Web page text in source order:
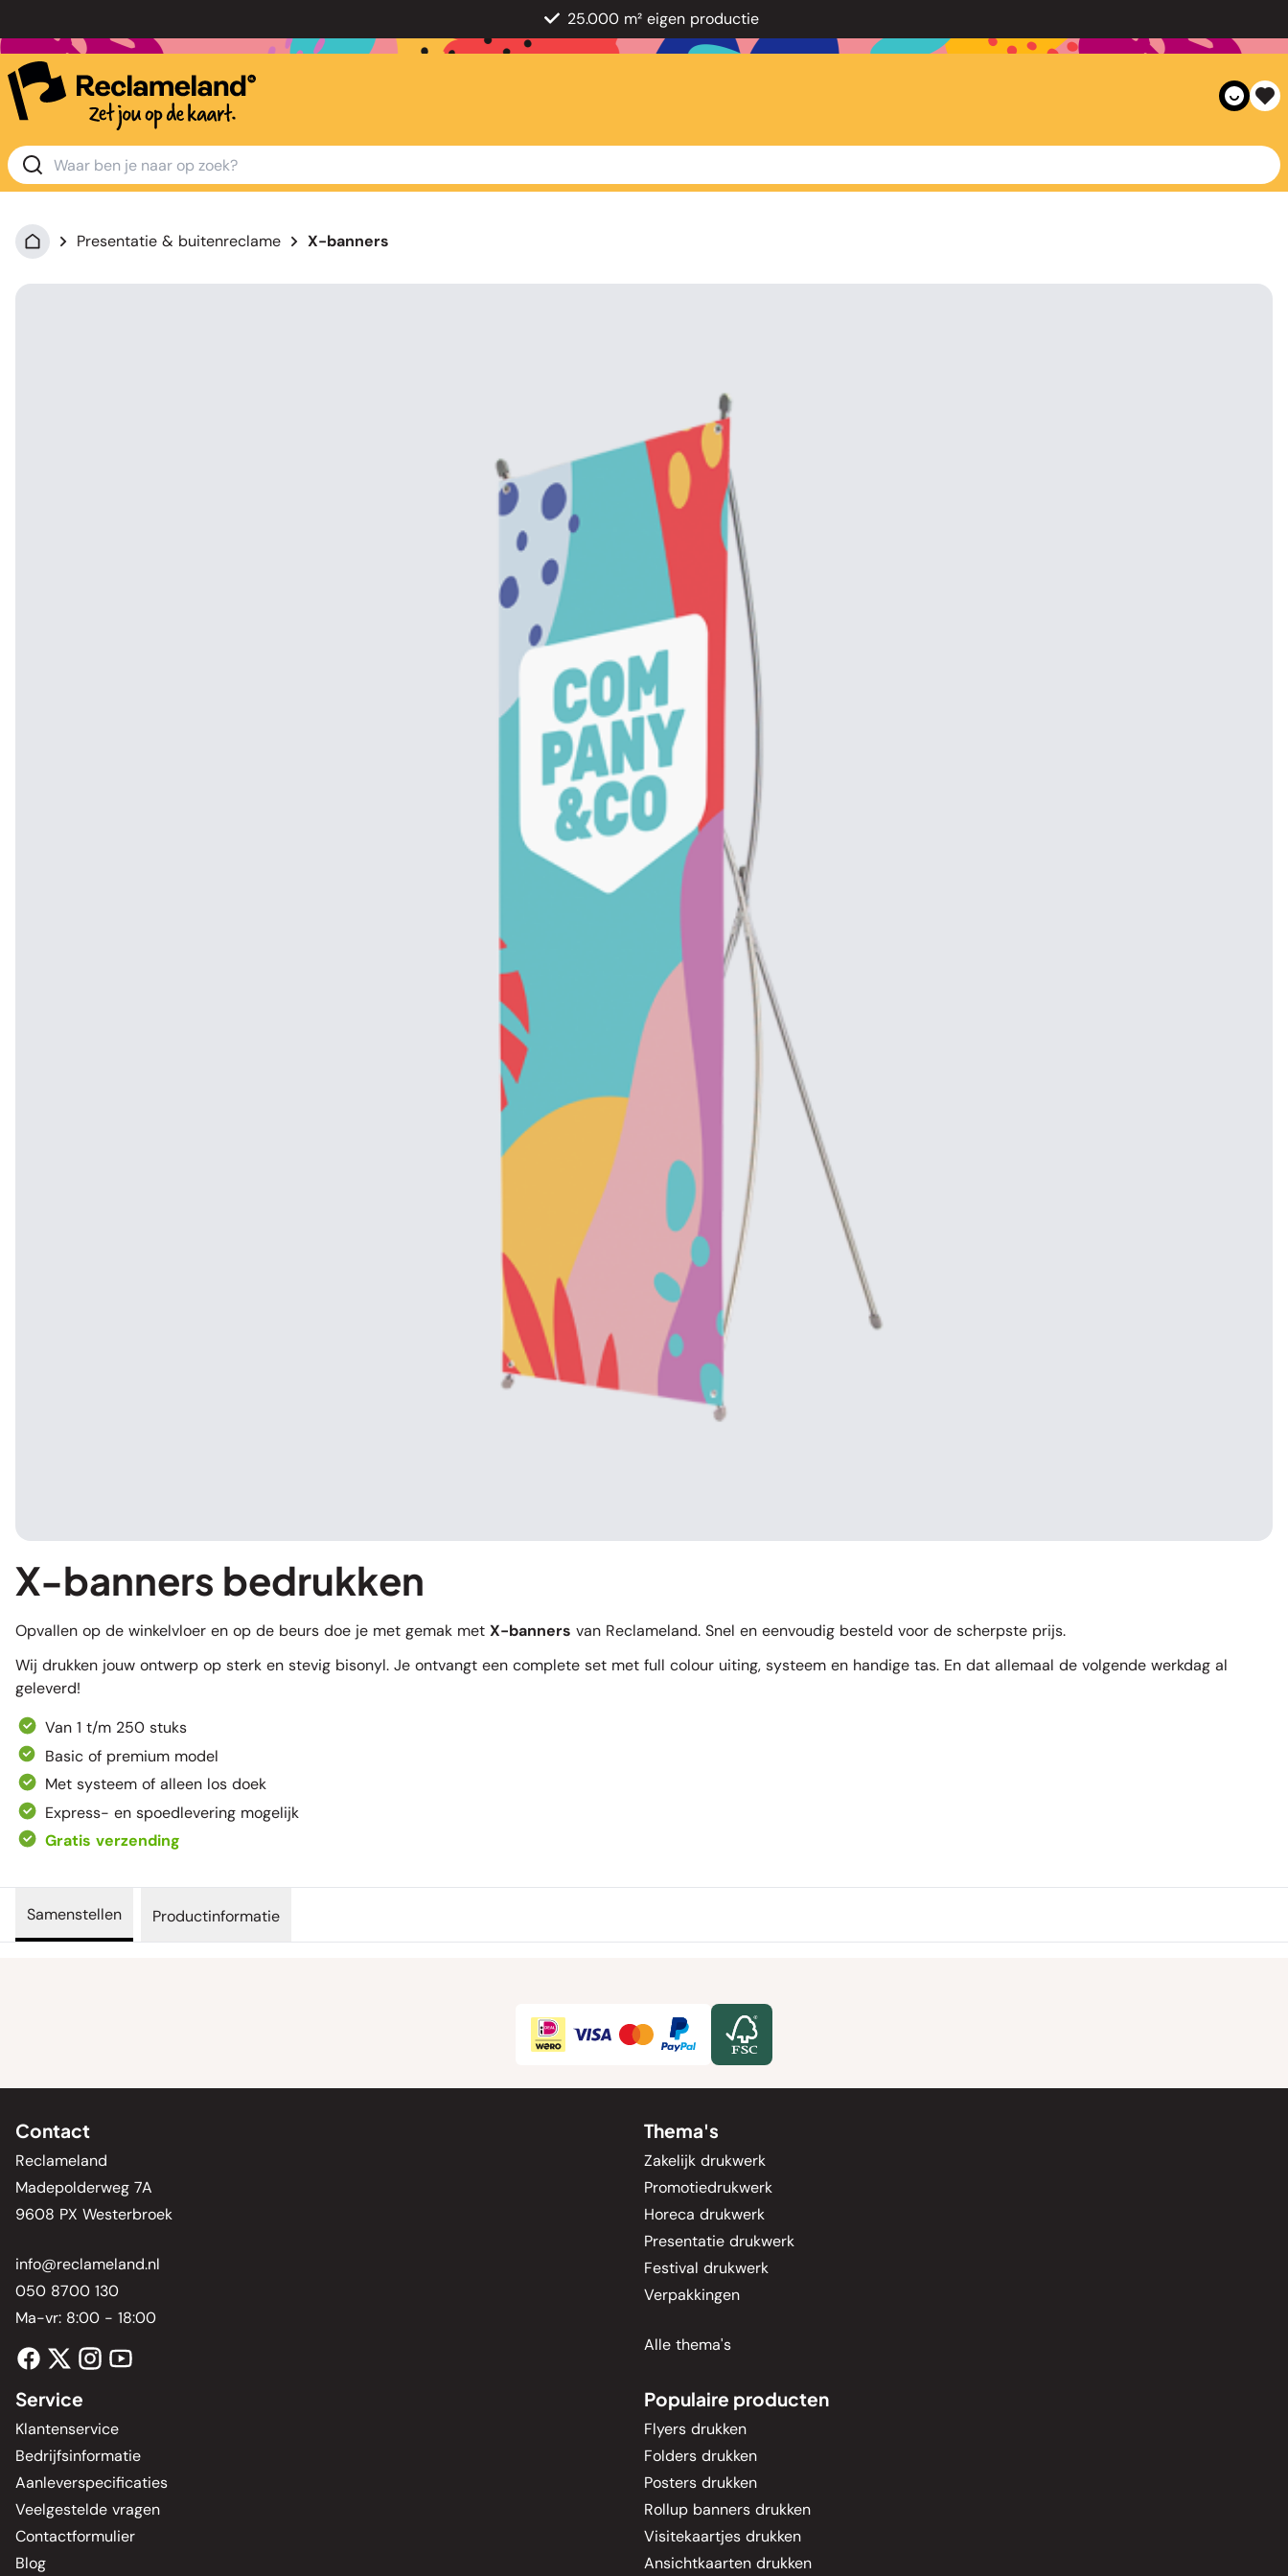
25.000 m² eigen productie
Presentatie & buitenreclame X-banners
X-banners bedrukken
Opvallen op de winkelvloer en op de beurs doe je met gemak met X-banners van Reclameland. Snel en eenvoudig besteld voor de scherpste prijs.
Wij drukken jouw ontwerp op sterk en stevig bisonyl. Je ontvangt een complete set met full colour uiting, systeem en handige tas. En dat allemaal de volgende werkdag al
geleverd!
Van 1 t/m 250 stuks
Basic of premium model
Met systeem of alleen los doek
Express- en spoedlevering mogelijk
Gratis verzending
Samenstellen Productinformatie
Contact
Reclameland
Madepolderweg 7A
9608 PX Westerbroek
info@reclameland.nl
050 8700 130
Ma-vr: 8:00 - 18:00
Thema's
Zakelijk drukwerk
Promotiedrukwerk
Horeca drukwerk
Presentatie drukwerk
Festival drukwerk
Verpakkingen
Alle thema's
Service
Klantenservice
Bedrijfsinformatie
Aanleverspecificaties
Veelgestelde vragen
Contactformulier
Blog
Populaire producten
Flyers drukken
Folders drukken
Posters drukken
Rollup banners drukken
Visitekaartjes drukken
Ansichtkaarten drukken